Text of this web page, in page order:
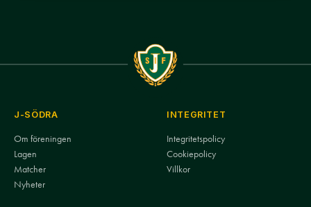
J-SÖDRA
Om föreningen
Lagen
Matcher
Nyheter
INTEGRITET
Integritetspolicy
Cookiepolicy
Villkor